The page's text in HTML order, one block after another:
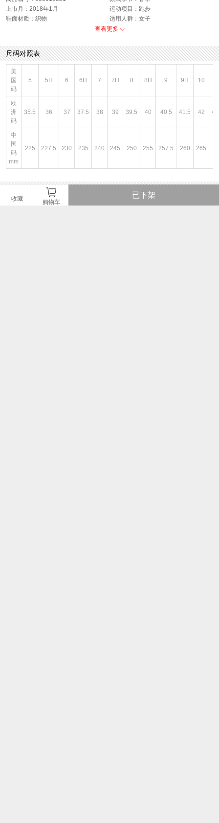
收藏 购物车
已下架
上市月：2018年1月
运动项目：跑步
鞋面材质：织物
适用人群：女子
适应项目：休闲,训练,徒步,旅行及休闲
适用场合：旅游,地板,徒步,硬地,公路,
功能科技：透气
销售季：18Q1
性别：女子
货品来源：招商
渠道划分：线下同步
鞋帮：低帮
帮面材质：织物
色系：白色
主要功能：透气
查看更多
尺码对照表
美
国
码
5 5H 6 6H 7 7H 8 8H 9 9H 10
欧
洲
码
35.5 36 37 37.5 38 39 39.5 40 40.5 41.5 42
中
国
码
mm
225 227.5 230 235 240 245 250 255 257.5 260 265
¥369 即销售价或因开展不同的优惠活动而设定的即时售价。